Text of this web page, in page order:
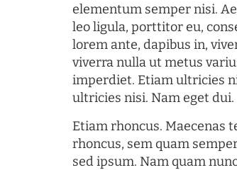
elementum semper nisi.
leo ligula, porttitor eu,
lorem ante, dapibus in,
viverra nulla ut metus
imperdiet. Etiam ultricies
ultricies nisi. Nam eget dui.
Etiam rhoncus. Maecenas
rhoncus, sem quam
sed ipsum. Nam quam